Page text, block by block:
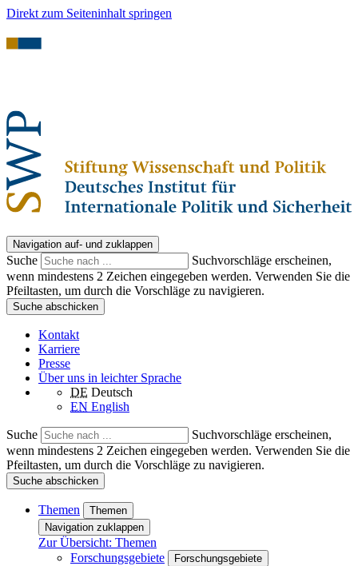
Direkt zum Seiteninhalt springen
Navigation auf- und zuklappen
Suche
Suchvorschläge erscheinen,
wenn mindestens 2 Zeichen eingegeben werden. Verwenden Sie die
Pfeiltasten, um durch die Vorschläge zu navigieren.
Suche abschicken
Kontakt
Karriere
Presse
Über uns in leichter Sprache
DE Deutsch
EN English
Suche
Suchvorschläge erscheinen,
wenn mindestens 2 Zeichen eingegeben werden. Verwenden Sie die
Pfeiltasten, um durch die Vorschläge zu navigieren.
Suche abschicken
Themen
Themen
Navigation zuklappen
Zur Übersicht: Themen
Forschungsgebiete
Forschungsgebiete